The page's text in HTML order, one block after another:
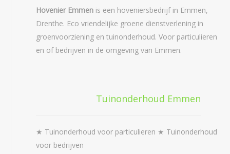
Hovenier Emmen is een hoveniersbedrijf in Emmen,
Drenthe. Eco vriendelijke groene dienstverlening in
groenvoorziening en tuinonderhoud. Voor particulieren
en of bedrijven in de omgeving van Emmen.
Tuinonderhoud Emmen
★ Tuinonderhoud voor particulieren ★ Tuinonderhoud
voor bedrijven